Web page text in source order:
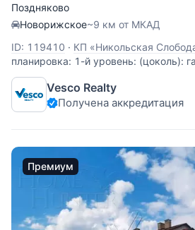
Поздняково
Новорижское~9 км от МКАД
ID: 119410 · КП «Никольская
планировка: 1-й уровень: (цоколь):
машиноместа, техническое
гостиные, одна из которых с
санузлом, гардеробная,
Vesco Realty
Получена аккредитация
Премиум